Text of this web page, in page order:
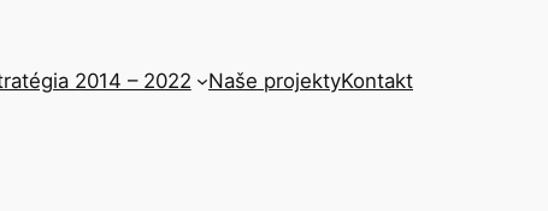
2014 – 2022 Naše projektyKontakt